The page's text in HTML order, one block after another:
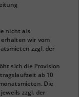
nicht als
wir vom
zzgl. der
sich die Provision
ab 10
Die
zzgl. der